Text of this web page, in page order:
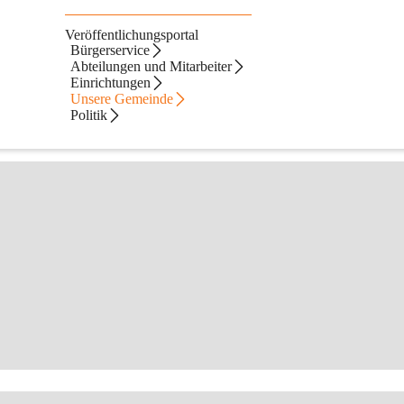
Veröffentlichungsportal
Bürgerservice
Abteilungen und Mitarbeiter
Einrichtungen
Unsere Gemeinde
Politik